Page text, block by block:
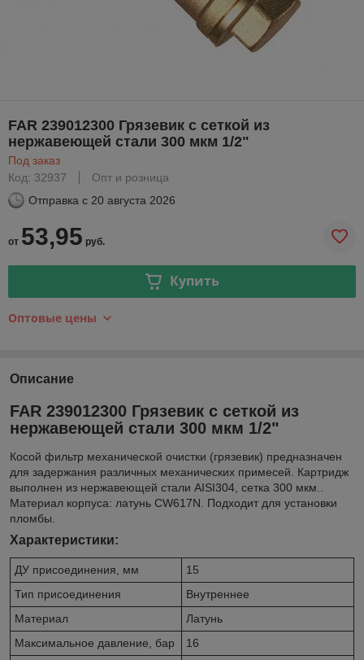
FAR 239012300 Грязевик с сеткой из
нержавеющей стали 300 мкм 1/2"
Под заказ
Код: 32937
Опт и розница
Отправка с 20 августа 2026
от 53,95 руб.
Купить
Оптовые цены
Описание
FAR 239012300 Грязевик с сеткой из
нержавеющей стали 300 мкм 1/2"
Косой фильтр механической очистки (грязевик) предназначен
для задержания различных механических примесей. Картридж
выполнен из нержавеющей стали AISI304, сетка 300 мкм..
Материал корпуса: латунь CW617N. Подходит для установки
пломбы.
Характеристики:
ДУ присоединения, мм
15
Тип присоединения
Внутреннее
Материал
Латунь
Максимальное давление, бар
16